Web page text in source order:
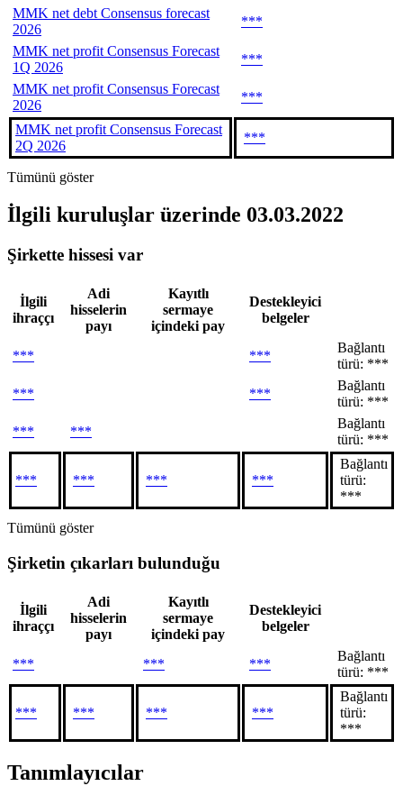
MMK net debt Consensus forecast
2026
***
MMK net profit Consensus Forecast
1Q 2026
***
MMK net profit Consensus Forecast
2026
***
MMK net profit Consensus Forecast
2Q 2026
***
Tümünü göster
İlgili kuruluşlar üzerinde 03.03.2022
Şirkette hissesi var
İlgili
ihraççı
Adi
hisselerin
payı
Kayıtlı
sermaye
içindeki pay
Destekleyici
belgeler
*** ***
Bağlantı
türü: ***
***
***
Bağlantı
türü: ***
***
***
Bağlantı
türü: ***
*** *** *** ***
Bağlantı
türü:
***
Tümünü göster
Şirketin çıkarları bulunduğu
İlgili
ihraççı
Adi
hisselerin
payı
Kayıtlı
sermaye
içindeki pay
Destekleyici
belgeler
*** *** ***
Bağlantı
türü: ***
*** *** *** ***
Bağlantı
türü:
***
Tanımlayıcılar